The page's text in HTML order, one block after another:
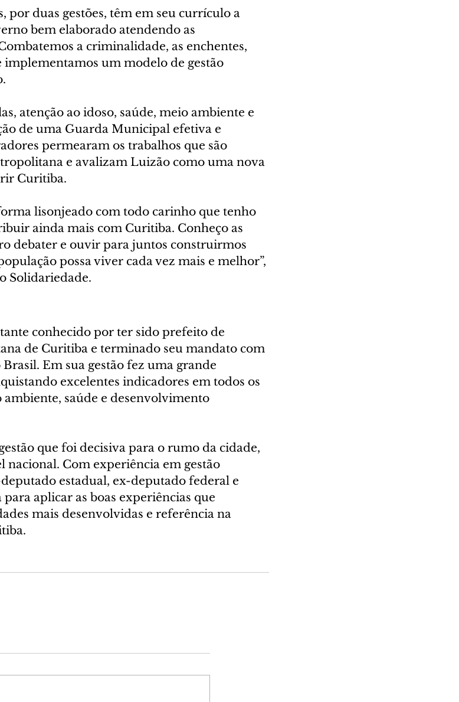
por duas gestões, têm em seu currículo a
bem elaborado atendendo as
a criminalidade, as enchentes,
implementamos um modelo de gestão
atenção ao idoso, saúde, meio ambiente e
de uma Guarda Municipal efetiva e
permearam os trabalhos que são
e avalizam Luizão como uma nova
Curitiba.
lisonjeado com todo carinho que tenho
ainda mais com Curitiba. Conheço as
debater e ouvir para juntos construirmos
possa viver cada vez mais e melhor”,
Solidariedade.
conhecido por ter sido prefeito de
de Curitiba e terminado seu mandato com
Em sua gestão fez uma grande
excelentes indicadores em todos os
ambiente, saúde e desenvolvimento
que foi decisiva para o rumo da cidade,
nacional. Com experiência em gestão
estadual, ex-deputado federal e
aplicar as boas experiências que
mais desenvolvidas e referência na